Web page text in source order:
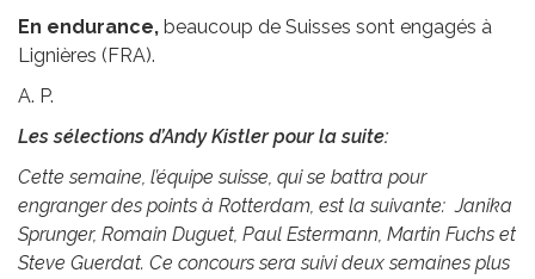
En endurance, beaucoup de Suisses sont engagés à
Lignières (FRA).
A. P.
Les sélections d’Andy Kistler pour la suite:
Cette semaine, l’équipe suisse, qui se battra pour
engranger des points à Rotterdam, est la suivante: Janika
Sprunger, Romain Duguet, Paul Estermann, Martin Fuchs et
Steve Guerdat. Ce concours sera suivi deux semaines plus